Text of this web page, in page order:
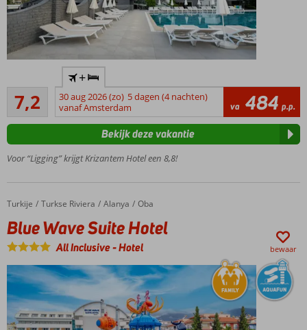
zwembaden
waarvan 1
met glijbaan
Op
afstand
van het
strand
bezienswaardigheden
7,2Voldoende/goed
64
beoordelingen
+
30 aug 2026 (zo) 5 dagen (4 nachten)
vanaf Amsterdam
va 484 p.p.
Voor “Ligging” krijgt Krizantem Hotel een 8,8!
Bekijk deze vakantie
Home
Turkije Turkse Riviera Alanya Oba
Blue Wave Suite Hotel
Blue Wave Suite Hotel
All Inclusive-Hotel bewaar